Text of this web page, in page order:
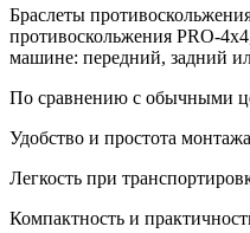
Браслеты
противоскольжения PRO-
машине: передний, задний
По сравнению с обычными
Удобство и простота
Легкость при
Компактность и